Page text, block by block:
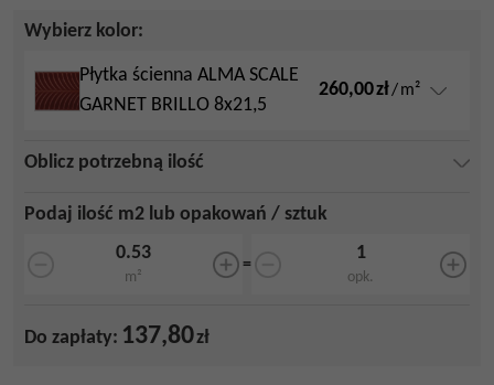
Wybierz kolor:
Płytka ścienna ALMA SCALE
GARNET BRILLO 8x21,5
260,00zł/m²
Oblicz potrzebną ilość
Podaj ilość m2 lub opakowań / sztuk
m²
=
opk.
Do zapłaty: 137,80zł